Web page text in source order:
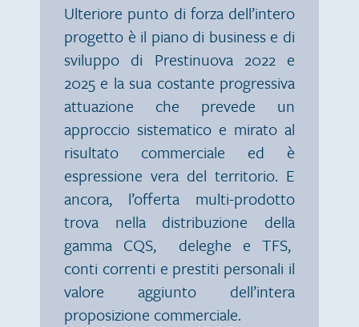
Ulteriore punto di forza dell’intero
progetto è il piano di business e di
sviluppo di Prestinuova 2022 e
2025 e la sua costante progressiva
attuazione che prevede un
approccio sistematico e mirato al
risultato commerciale ed è
espressione vera del territorio. E
ancora, l’offerta multi-prodotto
trova nella distribuzione della
gamma CQS, deleghe e TFS,
conti correnti e prestiti personali il
valore aggiunto dell’intera
proposizione commerciale.